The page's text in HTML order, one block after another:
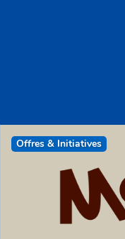
Offres & Initiatives